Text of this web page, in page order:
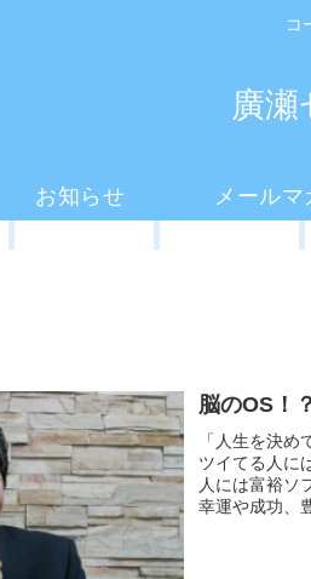
コ
廣瀬
お知らせ メールマ
脳のOS！？
「人生を決
ツイてる人に
人には富裕ソ
幸運や成功、